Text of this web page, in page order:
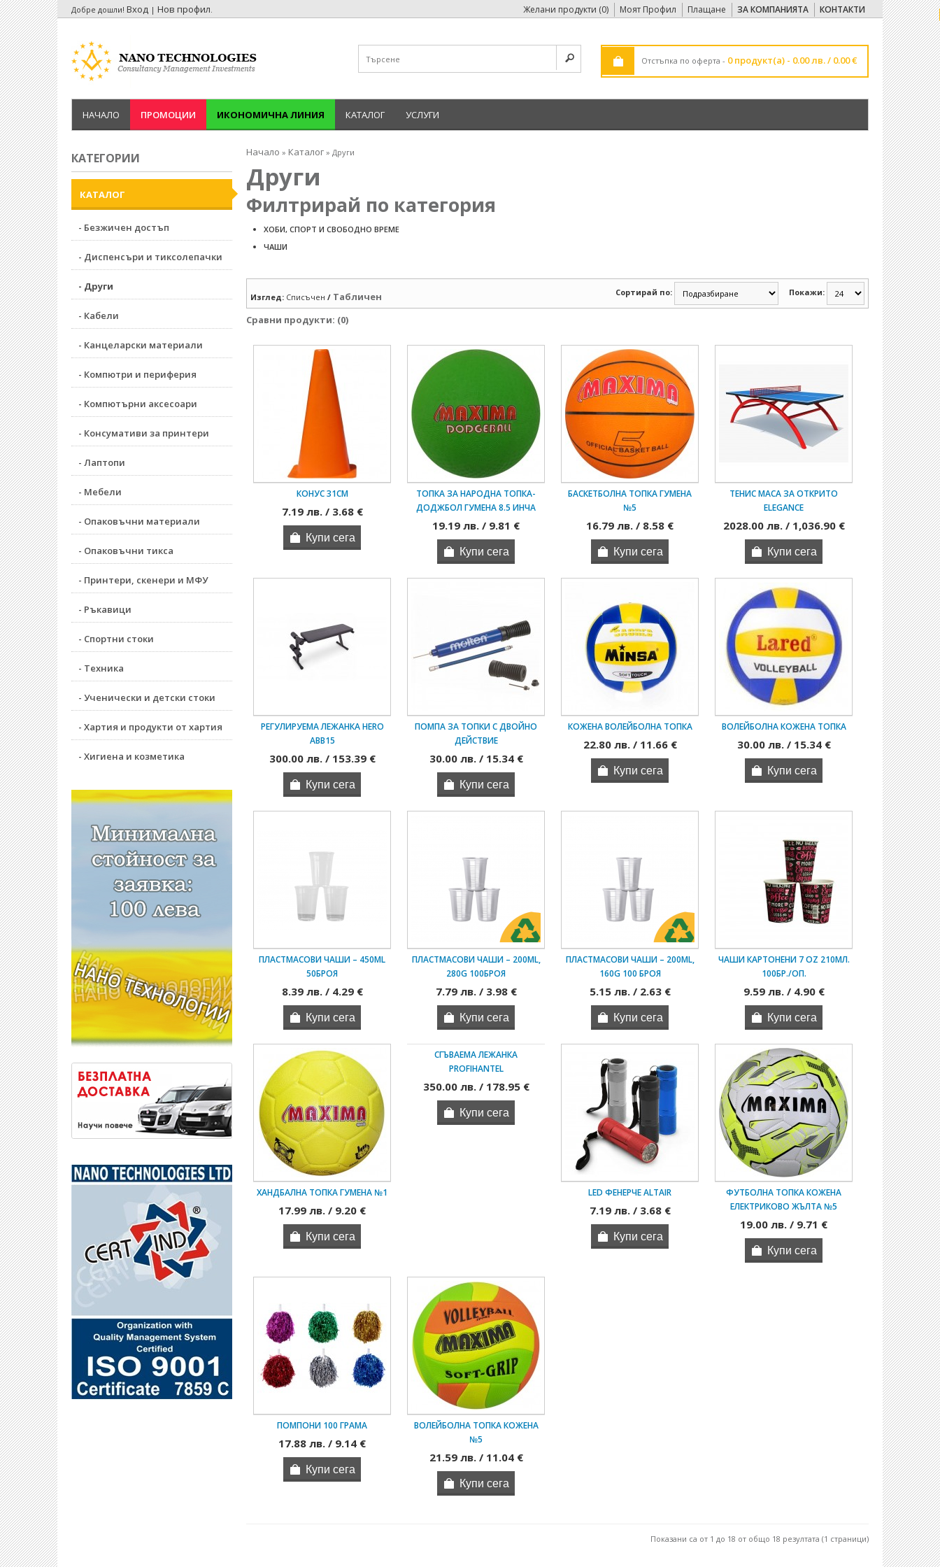
Желани продукти (0) Моят Профил Плащане ЗА КОМПАНИЯТА КОНТАКТИ
Отстъпка по оферта - 0 продукт(а) - 0.00 лв. / 0.00 €
Добре дошли! Вход | Нов профил.
НАЧАЛО ПРОМОЦИИ ИКОНОМИЧНА ЛИНИЯ КАТАЛОГ УСЛУГИ
КАТЕГОРИИ
КАТАЛОГ
- Безжичен достъп
- Диспенсъри и тиксолепачки
- Други
- Кабели
- Канцеларски материали
- Компютри и периферия
- Компютърни аксесоари
- Консумативи за принтери
- Лаптопи
- Мебели
- Опаковъчни материали
- Опаковъчни тикса
- Принтери, скенери и МФУ
- Ръкавици
- Спортни стоки
- Техника
- Ученически и детски стоки
- Хартия и продукти от хартия
- Хигиена и козметика
Начало » Каталог » Други
Други
Филтрирай по категория
ХОБИ, СПОРТ И СВОБОДНО ВРЕМЕ
ЧАШИ
Изглед: Списъчен / Табличен Покажи:
Сортирай по:
Сравни продукти: (0)
КОНУС 31СМ
7.19 лв. / 3.68 €
ТОПКА ЗА НАРОДНА ТОПКА-
ДОДЖБОЛ ГУМЕНА 8.5 ИНЧА
19.19 лв. / 9.81 €
БАСКЕТБОЛНА ТОПКА ГУМЕНА
№5
16.79 лв. / 8.58 €
ТЕНИС МАСА ЗА ОТКРИТО
ELEGANCE
2028.00 лв. / 1,036.90 €
РЕГУЛИРУЕМА ЛЕЖАНКА HERO
ABB15
300.00 лв. / 153.39 €
ПОМПА ЗА ТОПКИ С ДВОЙНО
ДЕЙСТВИЕ
30.00 лв. / 15.34 €
КОЖЕНА ВОЛЕЙБОЛНА ТОПКА
22.80 лв. / 11.66 €
ВОЛЕЙБОЛНА КОЖЕНА ТОПКА
30.00 лв. / 15.34 €
ПЛАСТМАСОВИ ЧАШИ – 450ML
50БРОЯ
8.39 лв. / 4.29 €
ПЛАСТМАСОВИ ЧАШИ – 200ML,
280G 100БРОЯ
7.79 лв. / 3.98 €
ПЛАСТМАСОВИ ЧАШИ – 200ML,
160G 100 БРОЯ
5.15 лв. / 2.63 €
ЧАШИ КАРТОНЕНИ 7 OZ 210МЛ.
100БР./ОП.
9.59 лв. / 4.90 €
ХАНДБАЛНА ТОПКА ГУМЕНА №1
17.99 лв. / 9.20 €
СГЪВАЕМА ЛЕЖАНКА
PROFIHANTEL
350.00 лв. / 178.95 €
LED ФЕНЕРЧЕ ALTAIR
7.19 лв. / 3.68 €
ФУТБОЛНА ТОПКА КОЖЕНА
ЕЛЕКТРИКОВО ЖЪЛТА №5
19.00 лв. / 9.71 €
ПОМПОНИ 100 ГРАМА
17.88 лв. / 9.14 €
ВОЛЕЙБОЛНА ТОПКА КОЖЕНА
№5
21.59 лв. / 11.04 €
Показани са от 1 до 18 от общо 18 резултата (1 страници)